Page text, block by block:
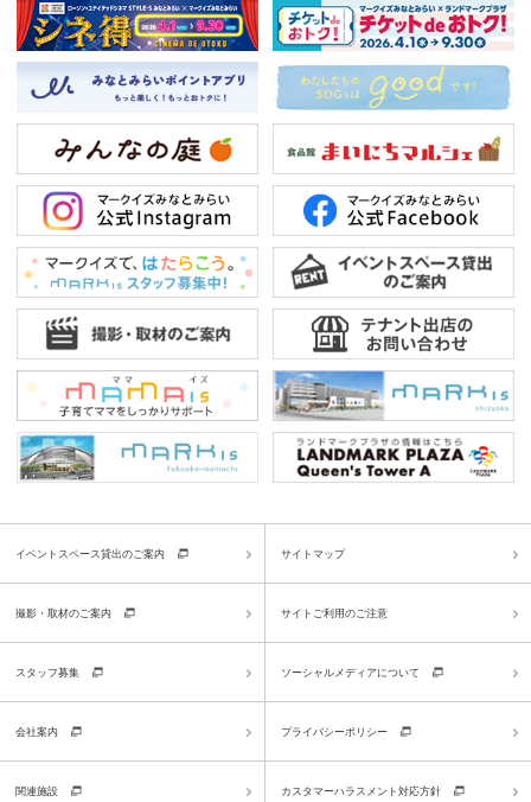
イベントスペース貸出のご案内
撮影・取材のご案内
スタッフ募集
会社案内
関連施設
サイトマップ
サイトご利用のご注意
ソーシャルメディアについて
プライバシーポリシー
カスタマーハラスメント対応方針